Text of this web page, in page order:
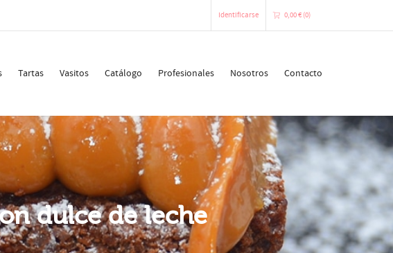
Identificarse 0,00€ (0)
0 artículos en tu cesta de la compra
compra está vacía.
IR A LA TIENDA
Tartas Vasitos Catálogo Profesionales Nosotros Contacto
dulce de leche